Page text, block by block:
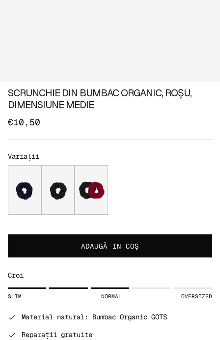
SCRUNCHIE DIN BUMBAC ORGANIC, ROȘU,
DIMENSIUNE MEDIE
€10,50
Variații
ADAUGĂ IN COŞ
Croi
Rating of 1 means SLIM.
Rating of 5 means OVERSIZED.
SLIM NORMAL OVERSIZED
Material natural: Bumbac Organic GOTS
Reparații gratuite